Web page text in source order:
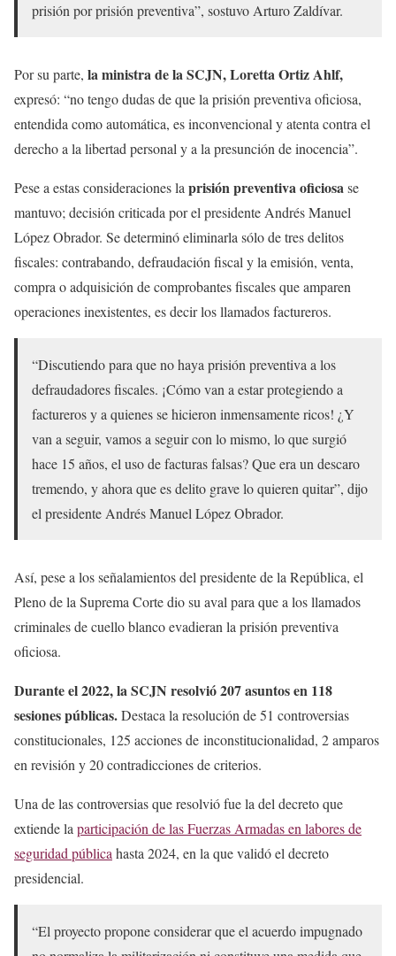
prisión por prisión preventiva”, sostuvo Arturo Zaldívar.
Por su parte, la ministra de la SCJN, Loretta Ortiz Ahlf,
expresó: “no tengo dudas de que la prisión preventiva oficiosa,
entendida como automática, es inconvencional y atenta contra el
derecho a la libertad personal y a la presunción de inocencia”.
Pese a estas consideraciones la prisión preventiva oficiosase
mantuvo; decisión criticada por el presidente Andrés Manuel
López Obrador. Se determinó eliminarla sólo de tres delitos
fiscales: contrabando, defraudación fiscal y la emisión, venta,
compra o adquisición de comprobantes fiscales que amparen
operaciones inexistentes, es decir los llamados factureros.
“Discutiendo para que no haya prisión preventiva a los
defraudadores fiscales. ¡Cómo van a estar protegiendo a
factureros y a quienes se hicieron inmensamente ricos! ¿Y
van a seguir, vamos a seguir con lo mismo, lo que surgió
hace 15 años, el uso de facturas falsas? Que era un descaro
tremendo, y ahora que es delito grave lo quieren quitar”, dijo
el presidente Andrés Manuel López Obrador.
Así, pese a los señalamientos del presidente de la República, el
Pleno de la Suprema Corte dio su aval para que a los llamados
criminales de cuello blanco evadieran la prisión preventiva
oficiosa.
Durante el 2022, la SCJN resolvió 207 asuntos en 118
sesiones públicas.Destaca la resolución de 51 controversias
constitucionales, 125 acciones de inconstitucionalidad, 2 amparos
en revisión y 20 contradicciones de criterios.
Una de las controversias que resolvió fue la del decreto que
extiende la participación de las Fuerzas Armadas en labores de
seguridad pública hasta 2024, en la que validó el decreto
presidencial.
“El proyecto propone considerar que el acuerdo impugnado